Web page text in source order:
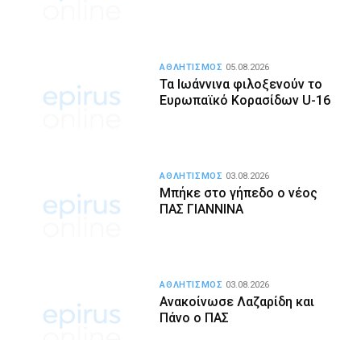
Τα Ιωάννινα φιλοξενούν το
Ευρωπαϊκό Κορασίδων U-16
ΑΘΛΗΤΙΣΜΟΣ 05.08.2026
Μπήκε στο γήπεδο ο νέος
ΠΑΣ ΓΙΑΝΝΙΝΑ
ΑΘΛΗΤΙΣΜΟΣ 03.08.2026
Ανακοίνωσε Λαζαρίδη και
Πάνο ο ΠΑΣ
ΑΘΛΗΤΙΣΜΟΣ 03.08.2026